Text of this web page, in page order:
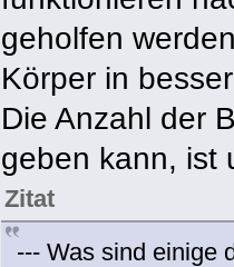
geholfen
Körper in
Die Anzahl der
geben kann, ist
Zitat
--- Was sind einige